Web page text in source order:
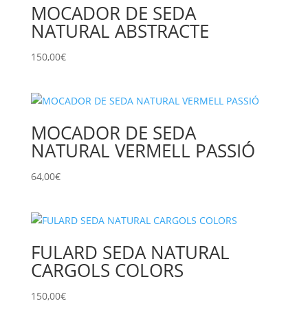
MOCADOR DE SEDA
NATURAL ABSTRACTE
150,00€
MOCADOR DE SEDA
NATURAL VERMELL PASSIÓ
64,00€
FULARD SEDA NATURAL
CARGOLS COLORS
150,00€